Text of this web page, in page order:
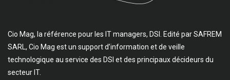
Cio Mag, la référence pour les IT managers, DSI. Edité par SAFREM
SARL, Cio Mag est un support d’information et de veille
technologique au service des DSI et des principaux décideurs du
secteur IT.